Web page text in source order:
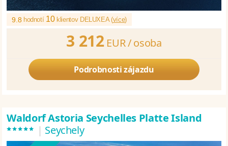
9.8 hodnotí 10klientov DELUXEA (více)
3 212 EUR /osoba
Podrobnosti zájazdu
Waldorf Astoria Seychelles Platte Island
***** | Seychely